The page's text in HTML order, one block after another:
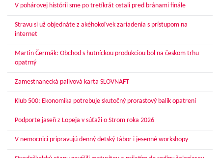
V pohárovej histórii sme po tretíkrát ostali pred bránami finále
Stravu si už objednáte z akéhokoľvek zariadenia s prístupom na
internet
Martin Čermák: Obchod s hutníckou produkciou bol na českom trhu
opatrný
Zamestnanecká palivová karta SLOVNAFT
Klub 500: Ekonomika potrebuje skutočný prorastový balík opatrení
Podporte jaseň z Lopeja v súťaži o Strom roka 2026
V nemocnici pripravujú denný detský tábor i jesenné workshopy